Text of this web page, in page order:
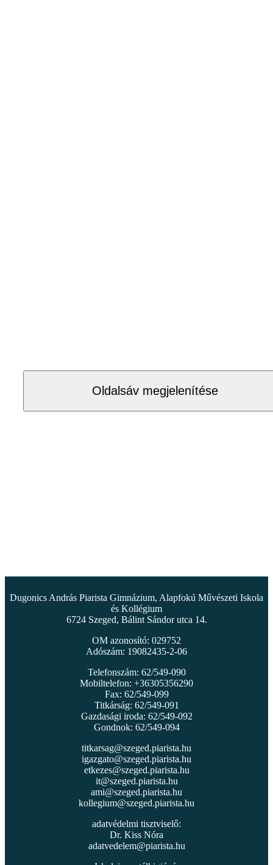
Oldalsáv megjelenítése
Dugonics András Piarista Gimnázium, Alapfokú Művészeti Iskola
és Kollégium
6724 Szeged, Bálint Sándor utca 14.
OM azonosító: 029752
Adószám: 19082435-2-06
Telefonszám: 62/549-090
Mobiltelefon: +36305356290
Fax: 62/549-099
Titkárság: 62/549-091
Gazdasági iroda: 62/549-092
Gondnok: 62/549-094
titkarsag@szeged.piarista.hu
igazgato@szeged.piarista.hu
etkezes@szeged.piarista.hu
it@szeged.piarista.hu
ami@szeged.piarista.hu
kollegium@szeged.piarista.hu
adatvédelmi tisztviselő:
Dr. Kiss Nóra
adatvedelem@piarista.hu